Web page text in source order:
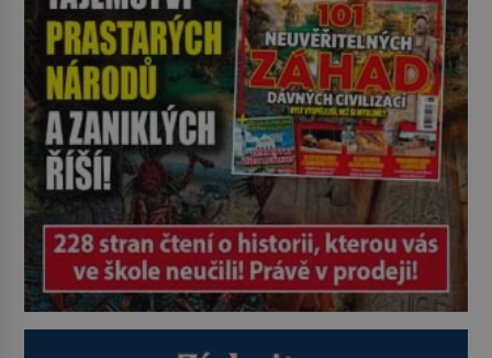
(1900–1945) zná každý, o koho se
historie jen otřela. Jenže […]